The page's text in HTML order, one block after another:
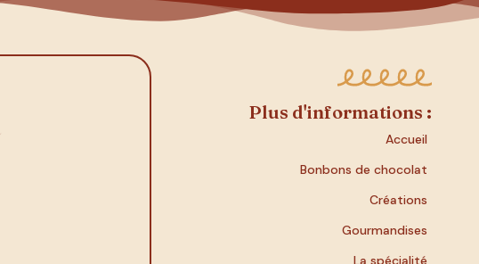
Plus d'informations :
Accueil
Bonbons de chocolat
Créations
Gourmandises